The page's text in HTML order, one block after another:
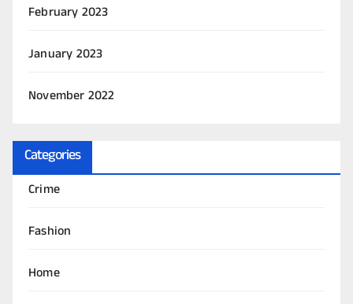
February 2023
January 2023
November 2022
Categories
Crime
Fashion
Home